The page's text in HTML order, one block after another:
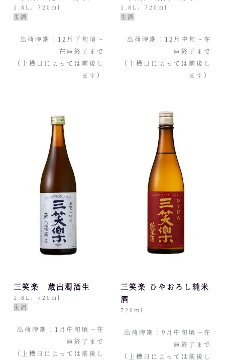
1.8L、720ml
生酒
出荷時期：12月下旬頃〜
在庫終了まで
（上槽日によっては前後し
ます）
1.8L、720ml
生酒
出荷時期：12月中旬〜在
庫終了まで
（上槽日によっては前後し
ます）
三笑楽 蔵出濁酒生
1.8L、720ml
生酒
出荷時期：1月中旬頃〜在
庫終了まで
（上槽日によっては前後し
三笑楽 ひやおろし純米
酒
720ml
出荷時期：9月中旬頃〜在
庫終了まで
（上槽日によっては前後し